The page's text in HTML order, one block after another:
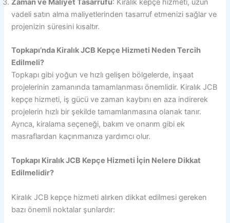
Zaman ve Maliyet Tasarrufu: Kiralık kepçe hizmeti, uzun
vadeli satın alma maliyetlerinden tasarruf etmenizi sağlar ve
projenizin süresini kısaltır.
Topkapı’nda Kiralık JCB Kepçe Hizmeti Neden Tercih
Edilmeli?
Topkapı gibi yoğun ve hızlı gelişen bölgelerde, inşaat
projelerinin zamanında tamamlanması önemlidir. Kiralık JCB
kepçe hizmeti, iş gücü ve zaman kaybını en aza indirerek
projelerin hızlı bir şekilde tamamlanmasına olanak tanır.
Ayrıca, kiralama seçeneği, bakım ve onarım gibi ek
masraflardan kaçınmanıza yardımcı olur.
Topkapı Kiralık JCB Kepçe Hizmeti İçin Nelere Dikkat
Edilmelidir?
Kiralık JCB kepçe hizmeti alırken dikkat edilmesi gereken
bazı önemli noktalar şunlardır: